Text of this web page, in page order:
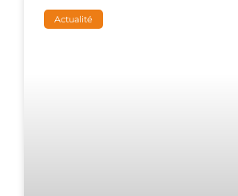
Actualité